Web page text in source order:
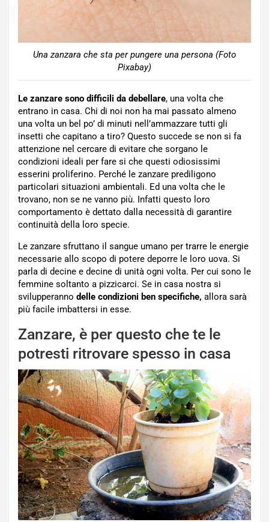
Una zanzara che sta per pungere una persona (Foto
Pixabay)
Le zanzare sono difficili da debellare, una volta che
entrano in casa. Chi di noi non ha mai passato almeno
una volta un bel po’ di minuti nell’ammazzare tutti gli
insetti che capitano a tiro? Questo succede se non si fa
attenzione nel cercare di evitare che sorgano le
condizioni ideali per fare si che questi odiosissimi
esserini proliferino. Perché le zanzare prediligono
particolari situazioni ambientali. Ed una volta che le
trovano, non se ne vanno più. Infatti questo loro
comportamento è dettato dalla necessità di garantire
continuità della loro specie.
Le zanzare sfruttano il sangue umano per trarre le energie
necessarie allo scopo di potere deporre le loro uova. Si
parla di decine e decine di unità ogni volta. Per cui sono le
femmine soltanto a pizzicarci. Se in casa nostra si
svilupperanno delle condizioni ben specifiche, allora sarà
più facile imbattersi in esse.
Zanzare, è per questo che te le
potresti ritrovare spesso in casa